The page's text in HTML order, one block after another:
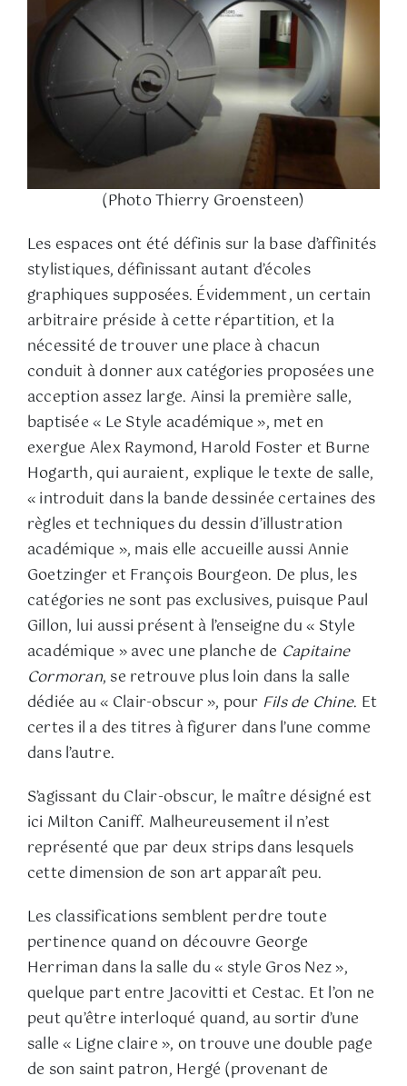
(Photo Thierry Groensteen)
Les espaces ont été définis sur la base d’affinités
stylistiques, définissant autant d’écoles
graphiques supposées. Évidemment, un certain
arbitraire préside à cette répartition, et la
nécessité de trouver une place à chacun
conduit à donner aux catégories proposées une
acception assez large. Ainsi la première salle,
baptisée « Le Style académique », met en
exergue Alex Raymond, Harold Foster et Burne
Hogarth, qui auraient, explique le texte de salle,
« introduit dans la bande dessinée certaines des
règles et techniques du dessin d’illustration
académique », mais elle accueille aussi Annie
Goetzinger et François Bourgeon. De plus, les
catégories ne sont pas exclusives, puisque Paul
Gillon, lui aussi présent à l’enseigne du « Style
académique » avec une planche de Capitaine
Cormoran, se retrouve plus loin dans la salle
dédiée au « Clair-obscur », pour Fils de Chine. Et
certes il a des titres à figurer dans l’une comme
dans l’autre.
S’agissant du Clair-obscur, le maître désigné est
ici Milton Caniff. Malheureusement il n’est
représenté que par deux strips dans lesquels
cette dimension de son art apparaît peu.
Les classifications semblent perdre toute
pertinence quand on découvre George
Herriman dans la salle du « style Gros Nez »,
quelque part entre Jacovitti et Cestac. Et l’on ne
peut qu’être interloqué quand, au sortir d’une
salle « Ligne claire », on trouve une double page
de son saint patron, Hergé (provenant de